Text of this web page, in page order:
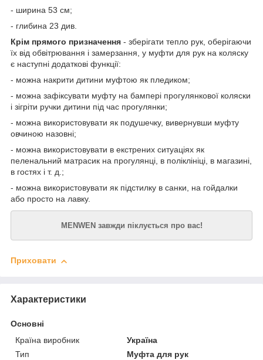
- ширина 53 см;
- глибина 23 див.
Крім прямого призначення - зберігати тепло рук, оберігаючи
їх від обвітрювання і замерзання, у муфти для рук на коляску
є наступні додаткові функції:
- можна накрити дитини муфтою як пледиком;
- можна зафіксувати муфту на бампері прогулянкової коляски
і зігріти ручки дитини під час прогулянки;
- можна використовувати як подушечку, вивернувши муфту
овчиною назовні;
- можна використовувати в екстрених ситуаціях як
пеленальний матрасик на прогулянці, в поліклініці, в магазині,
в гостях і т. д.;
- можна використовувати як підстилку в санки, на гойдалки
або просто на лавку.
MENWEN завжди піклується про вас!
Приховати
Характеристики
Основні
Країна виробник
Україна
Тип
Муфта для рук